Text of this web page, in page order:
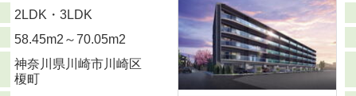
2LDK・3LDK
58.45m2 ～70.05m2
神奈川県川崎市川崎区
榎町